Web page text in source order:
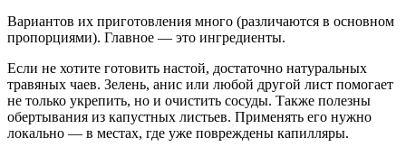
Вариантов их приготовления много (различаются в основном
пропорциями). Главное — это ингредиенты.
Если не хотите готовить настой, достаточно натуральных
травяных чаев. Зелень, анис или любой другой лист помогает
не только укрепить, но и очистить сосуды. Также полезны
обертывания из капустных листьев. Применять его нужно
локально — в местах, где уже повреждены капилляры.